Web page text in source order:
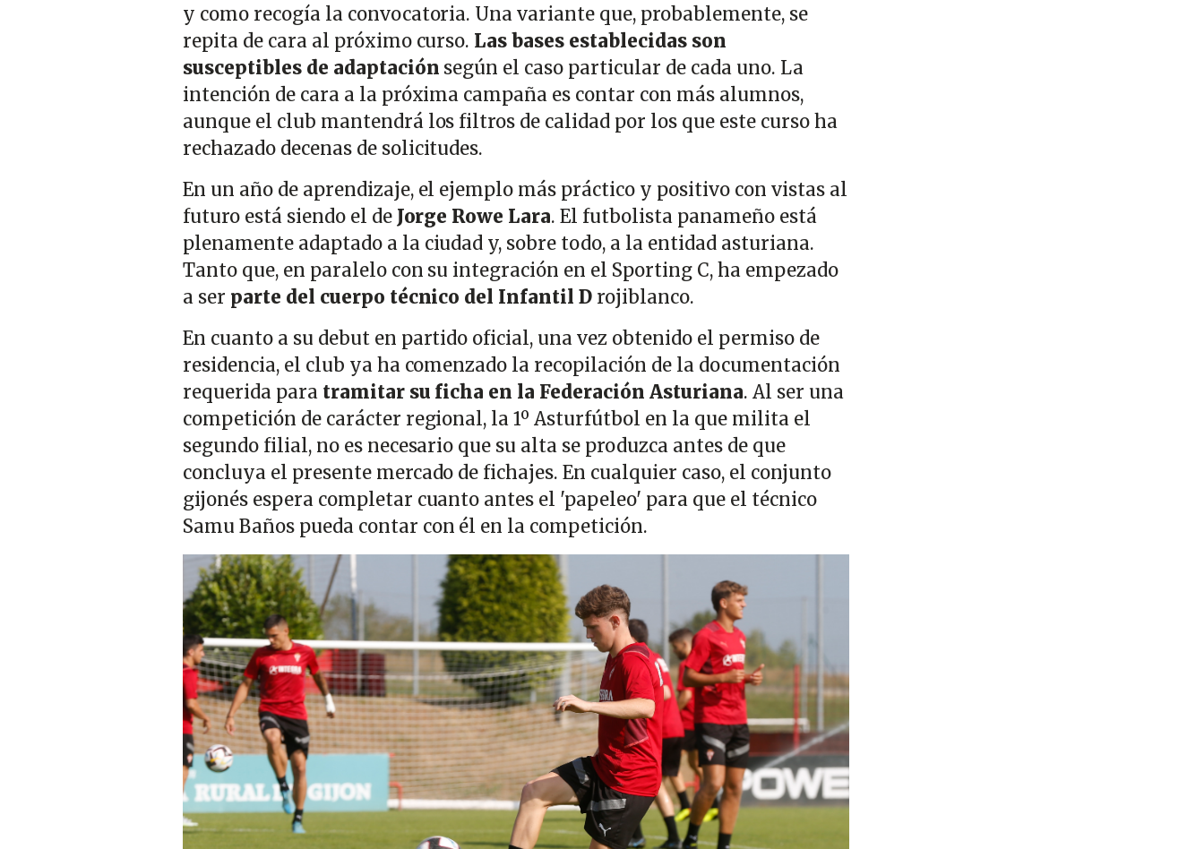
y como recogía la convocatoria. Una variante que, probablemente, se
repita de cara al próximo curso. Las bases establecidas son
susceptibles de adaptación según el caso particular de cada uno. La
intención de cara a la próxima campaña es contar con más alumnos,
aunque el club mantendrá los filtros de calidad por los que este curso ha
rechazado decenas de solicitudes.
En un año de aprendizaje, el ejemplo más práctico y positivo con vistas al
futuro está siendo el de Jorge Rowe Lara. El futbolista panameño está
plenamente adaptado a la ciudad y, sobre todo, a la entidad asturiana.
Tanto que, en paralelo con su integración en el Sporting C, ha empezado
a ser parte del cuerpo técnico del Infantil D rojiblanco.
En cuanto a su debut en partido oficial, una vez obtenido el permiso de
residencia, el club ya ha comenzado la recopilación de la documentación
requerida para tramitar su ficha en la Federación Asturiana. Al ser una
competición de carácter regional, la 1º Asturfútbol en la que milita el
segundo filial, no es necesario que su alta se produzca antes de que
concluya el presente mercado de fichajes. En cualquier caso, el conjunto
gijonés espera completar cuanto antes el 'papeleo' para que el técnico
Samu Baños pueda contar con él en la competición.
Imagen